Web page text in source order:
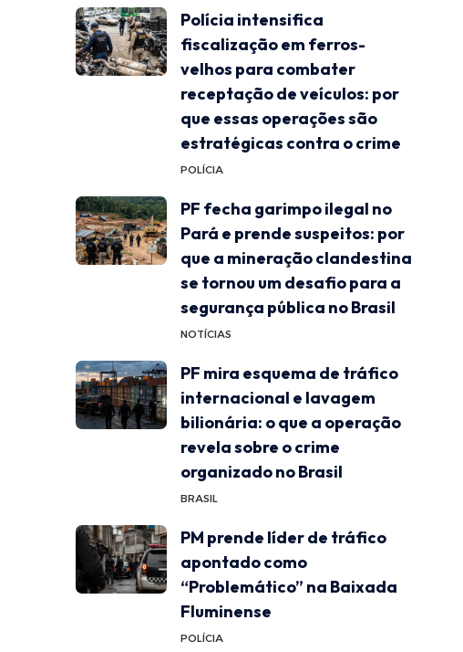
Polícia intensifica
fiscalização em ferros-
velhos para combater
receptação de veículos: por
que essas operações são
estratégicas contra o crime
POLÍCIA
PF fecha garimpo ilegal no
Pará e prende suspeitos: por
que a mineração clandestina
se tornou um desafio para a
segurança pública no Brasil
NOTÍCIAS
PF mira esquema de tráfico
internacional e lavagem
bilionária: o que a operação
revela sobre o crime
organizado no Brasil
BRASIL
PM prende líder de tráfico
apontado como
“Problemático” na Baixada
Fluminense
POLÍCIA